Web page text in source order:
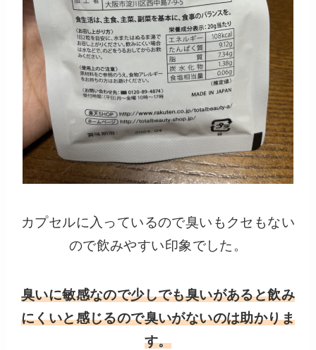
カプセルに入っているので臭いもクセもない
ので飲みやすい印象でした。
臭いに敏感なので少しでも臭いがあると飲み
にくいと感じるので臭いがないのは助かりま
す。